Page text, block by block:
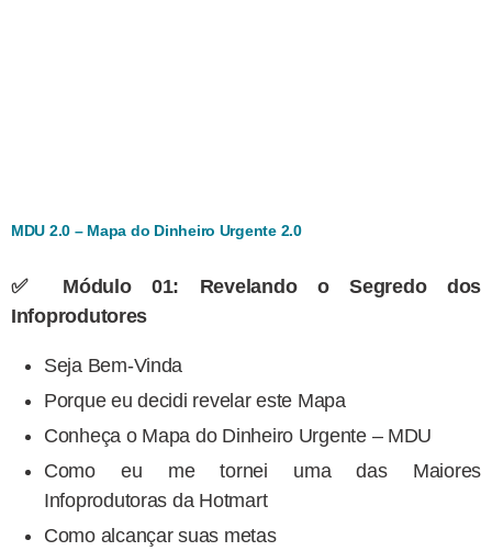
MDU 2.0 – Mapa do Dinheiro Urgente 2.0
✅ Módulo 01: Revelando o Segredo dos
Infoprodutores
Seja Bem-Vinda
Porque eu decidi revelar este Mapa
Conheça o Mapa do Dinheiro Urgente – MDU
Como eu me tornei uma das Maiores
Infoprodutoras da Hotmart
Como alcançar suas metas